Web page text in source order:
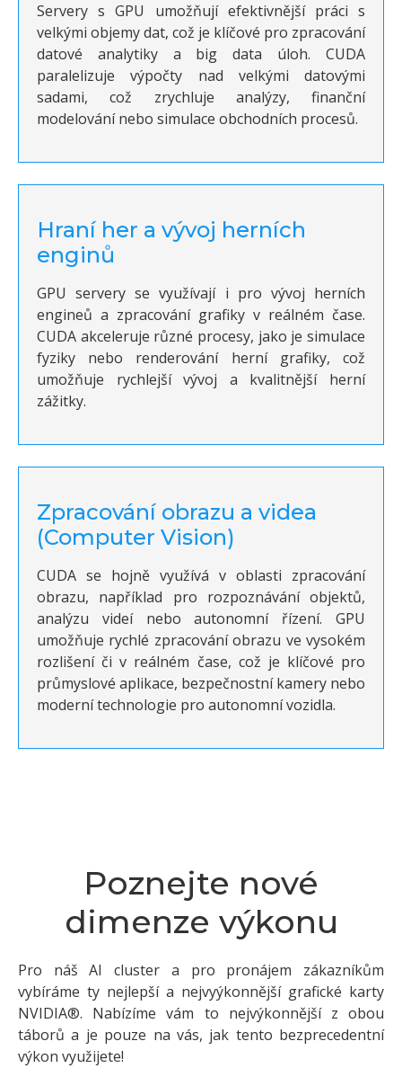
Servery s GPU umožňují efektivnější práci s
velkými objemy dat, což je klíčové pro zpracování
datové analytiky a big data úloh. CUDA
paralelizuje výpočty nad velkými datovými
sadami, což zrychluje analýzy, finanční
modelování nebo simulace obchodních procesů.
Hraní her a vývoj herních
enginů
GPU servery se využívají i pro vývoj herních
engineů a zpracování grafiky v reálném čase.
CUDA akceleruje různé procesy, jako je simulace
fyziky nebo renderování herní grafiky, což
umožňuje rychlejší vývoj a kvalitnější herní
zážitky.
Zpracování obrazu a videa
(Computer Vision)
CUDA se hojně využívá v oblasti zpracování
obrazu, například pro rozpoznávání objektů,
analýzu videí nebo autonomní řízení. GPU
umožňuje rychlé zpracování obrazu ve vysokém
rozlišení či v reálném čase, což je klíčové pro
průmyslové aplikace, bezpečnostní kamery nebo
moderní technologie pro autonomní vozidla.
Poznejte nové
dimenze výkonu
Pro náš AI cluster a pro pronájem zákazníkům
vybíráme ty nejlepší a nejvyýkonnější grafické karty
NVIDIA®. Nabízíme vám to nejvýkonnější z obou
táborů a je pouze na vás, jak tento bezprecedentní
výkon využijete!